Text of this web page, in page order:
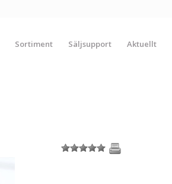
Sortiment Säljsupport Aktuellt
1 2 3 4 5